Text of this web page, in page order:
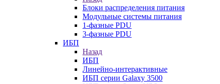
Блоки распределения питания
Модульные системы питания
1-фазные PDU
3-фазные PDU
ИБП
Назад
ИБП
Линейно-интерактивные
ИБП серии Galaxy 3500